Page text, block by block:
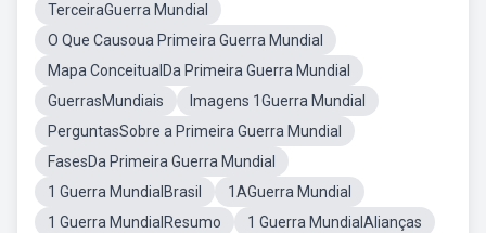
TerceiraGuerra Mundial
O Que Causoua Primeira Guerra Mundial
Mapa ConceitualDa Primeira Guerra Mundial
GuerrasMundiais
Imagens 1Guerra Mundial
PerguntasSobre a Primeira Guerra Mundial
FasesDa Primeira Guerra Mundial
1 Guerra MundialBrasil
1AGuerra Mundial
1 Guerra MundialResumo
1 Guerra MundialAlianças